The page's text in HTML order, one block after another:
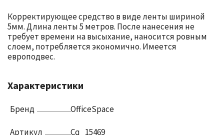
Корректирующее средство в виде ленты шириной
5мм. Длина ленты 5 метров. После нанесения не
требует времени на высыхание, наносится ровным
слоем, потребляется экономично. Имеется
европодвес.
Характеристики
Бренд OfficeSpace
Артикул Cq_15469